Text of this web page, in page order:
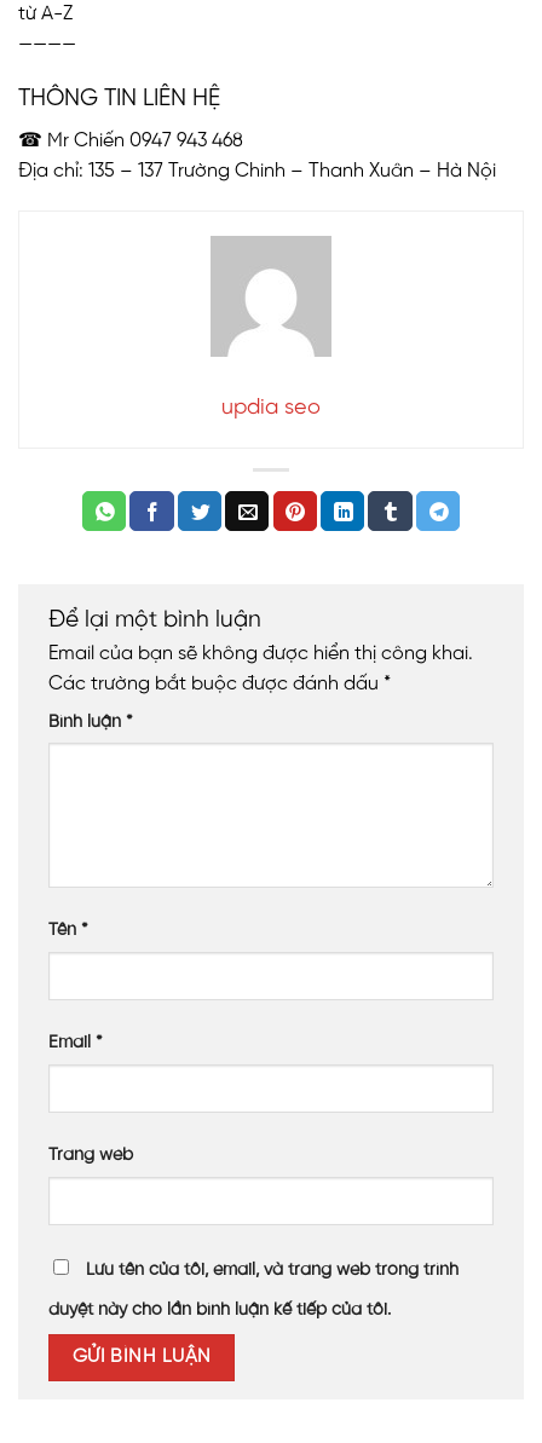
từ A-Z
————
THÔNG TIN LIÊN HỆ
☎ Mr Chiến 0947 943 468
Địa chỉ: 135 – 137 Trường Chinh – Thanh Xuân – Hà Nội
updia seo
Để lại một bình luận
Email của bạn sẽ không được hiển thị công khai.
Các trường bắt buộc được đánh dấu *
Bình luận *
Tên *
Email *
Trang web
Lưu tên của tôi, email, và trang web trong trình
duyệt này cho lần bình luận kế tiếp của tôi.